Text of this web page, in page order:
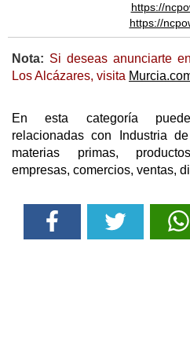
https://
https://
Nota: Si deseas anunciarte
Los Alcázares, visita
En esta categoría
relacionadas con Industria
materias primas,
empresas, comercios, ventas,